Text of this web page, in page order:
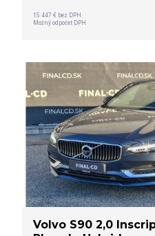
15 447 € bez DPH
Možný odpočet DPH
Volvo S90 2,0